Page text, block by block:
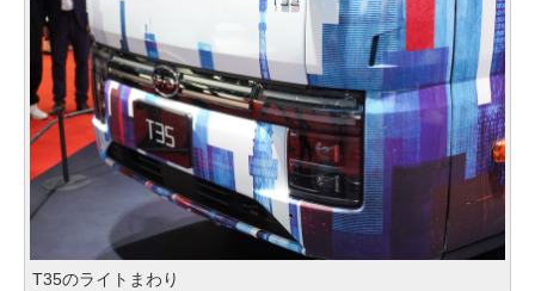
T35のライトまわり